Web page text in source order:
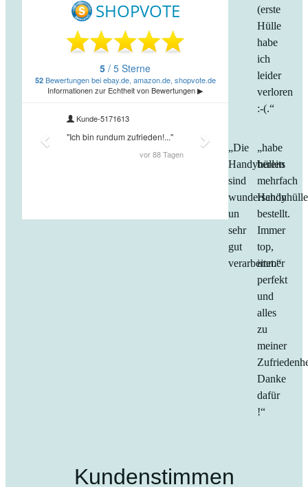
(erste
Hülle
habe
ich
leider
verloren
:-(.“
„Die
Handyhüllen
sind
wunderschön
un
sehr
gut
verarbeitet.“
„habe
bereits
mehrfach
bestellt.
Immer
top,
immer
perfekt
und
alles
zu
meiner
Danke
dafür
!“
Kundenstimmen